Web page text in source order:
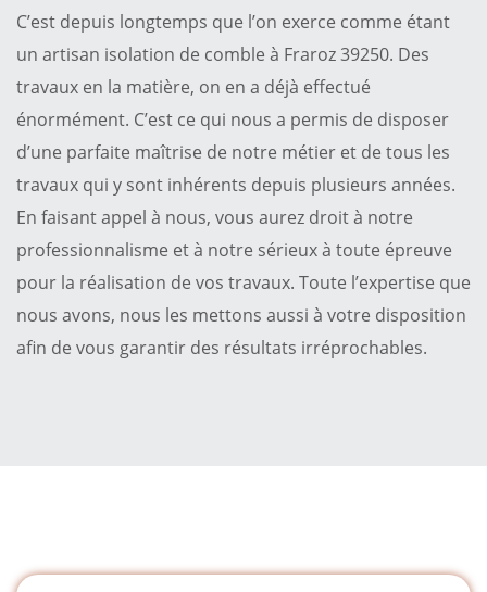
C’est depuis longtemps que l’on exerce comme étant
un artisan isolation de comble à Fraroz 39250. Des
travaux en la matière, on en a déjà effectué
énormément. C’est ce qui nous a permis de disposer
d’une parfaite maîtrise de notre métier et de tous les
travaux qui y sont inhérents depuis plusieurs années.
En faisant appel à nous, vous aurez droit à notre
professionnalisme et à notre sérieux à toute épreuve
pour la réalisation de vos travaux. Toute l’expertise que
nous avons, nous les mettons aussi à votre disposition
afin de vous garantir des résultats irréprochables.